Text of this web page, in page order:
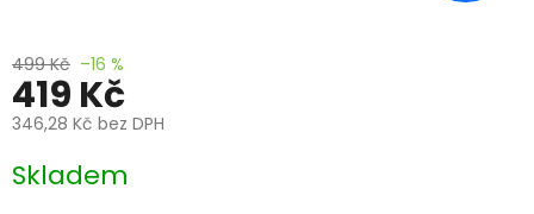
499 Kč –16 %
419 Kč
346,28 Kč bez DPH
Měrná
cena:
Skladem